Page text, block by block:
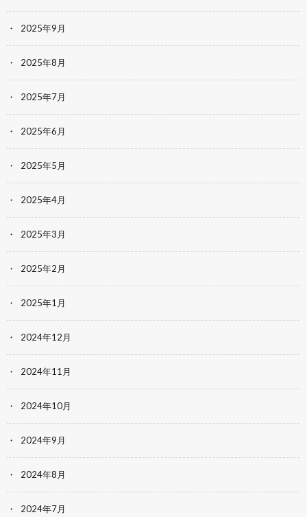
2025年9月
2025年8月
2025年7月
2025年6月
2025年5月
2025年4月
2025年3月
2025年2月
2025年1月
2024年12月
2024年11月
2024年10月
2024年9月
2024年8月
2024年7月